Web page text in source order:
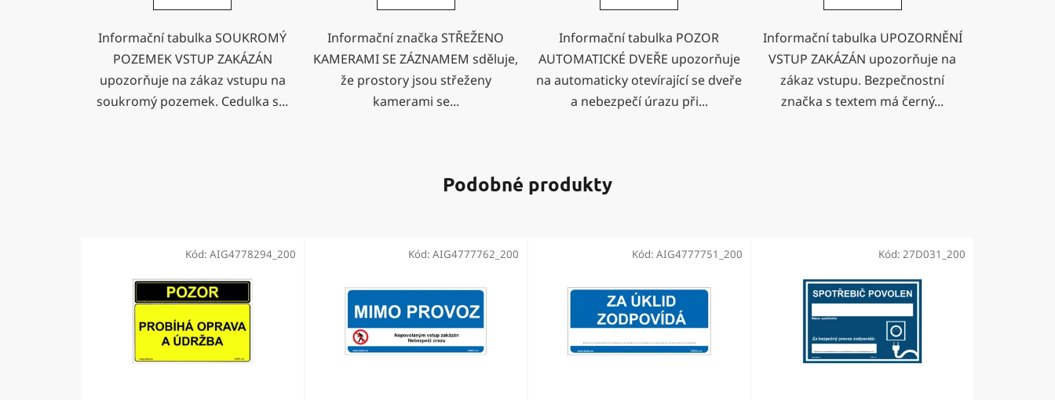
Informační tabulka SOUKROMÝ
POZEMEK VSTUP ZAKÁZÁN
upozorňuje na zákaz vstupu na
soukromý pozemek. Cedulka s...
Informační značka STŘEŽENO
KAMERAMI SE ZÁZNAMEM sděluje,
že prostory jsou střeženy
kamerami se...
Informační tabulka POZOR
AUTOMATICKÉ DVEŘE upozorňuje
na automaticky otevírající se dveře
a nebezpečí úrazu při...
Informační tabulka UPOZORNĚNÍ
VSTUP ZAKÁZÁN upozorňuje na
zákaz vstupu. Bezpečnostní
značka s textem má černý...
Podobné produkty
Kód: AIG4778294_200 Kód: AIG4777762_200 Kód: AIG4777751_200 Kód: 27D031_200